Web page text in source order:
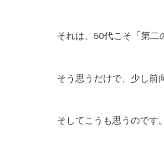
それは、50代こそ「第二
そう思うだけで、少し前
そしてこうも思うのです。